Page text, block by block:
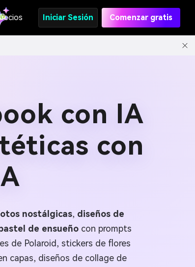
Iniciar Sesión Comenzar gratis
con IA
con
nostálgicas, diseños de
de ensueño con prompts
de Polaroid, stickers de flores
capas, diseños de collage de